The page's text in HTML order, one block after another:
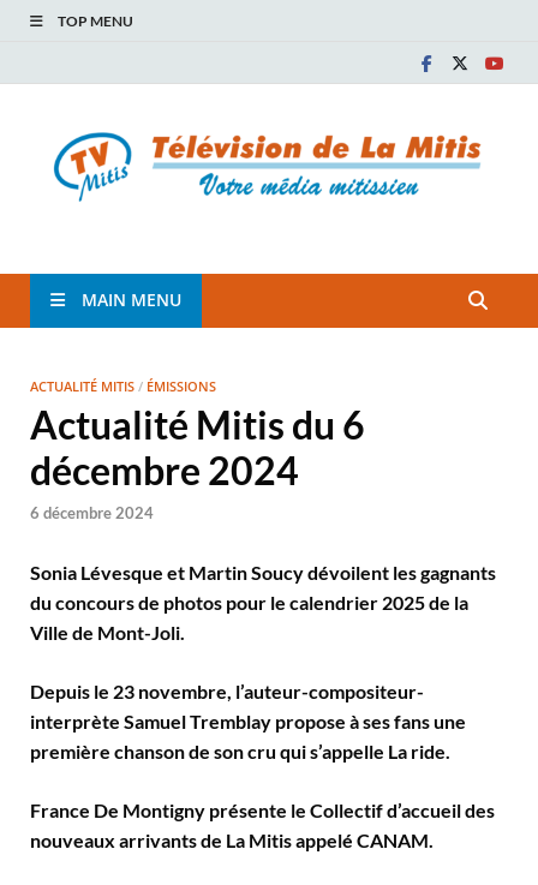
TOP MENU
TVM
MAIN MENU
ACTUALITÉ MITIS / ÉMISSIONS
Actualité Mitis du 6
décembre 2024
6 décembre 2024
Sonia Lévesque et Martin Soucy dévoilent les gagnants
du concours de photos pour le calendrier 2025 de la
Ville de Mont-Joli.
Depuis le 23 novembre, l’auteur-compositeur-
interprète Samuel Tremblay propose à ses fans une
première chanson de son cru qui s’appelle La ride.
France De Montigny présente le Collectif d’accueil des
nouveaux arrivants de La Mitis appelé CANAM.